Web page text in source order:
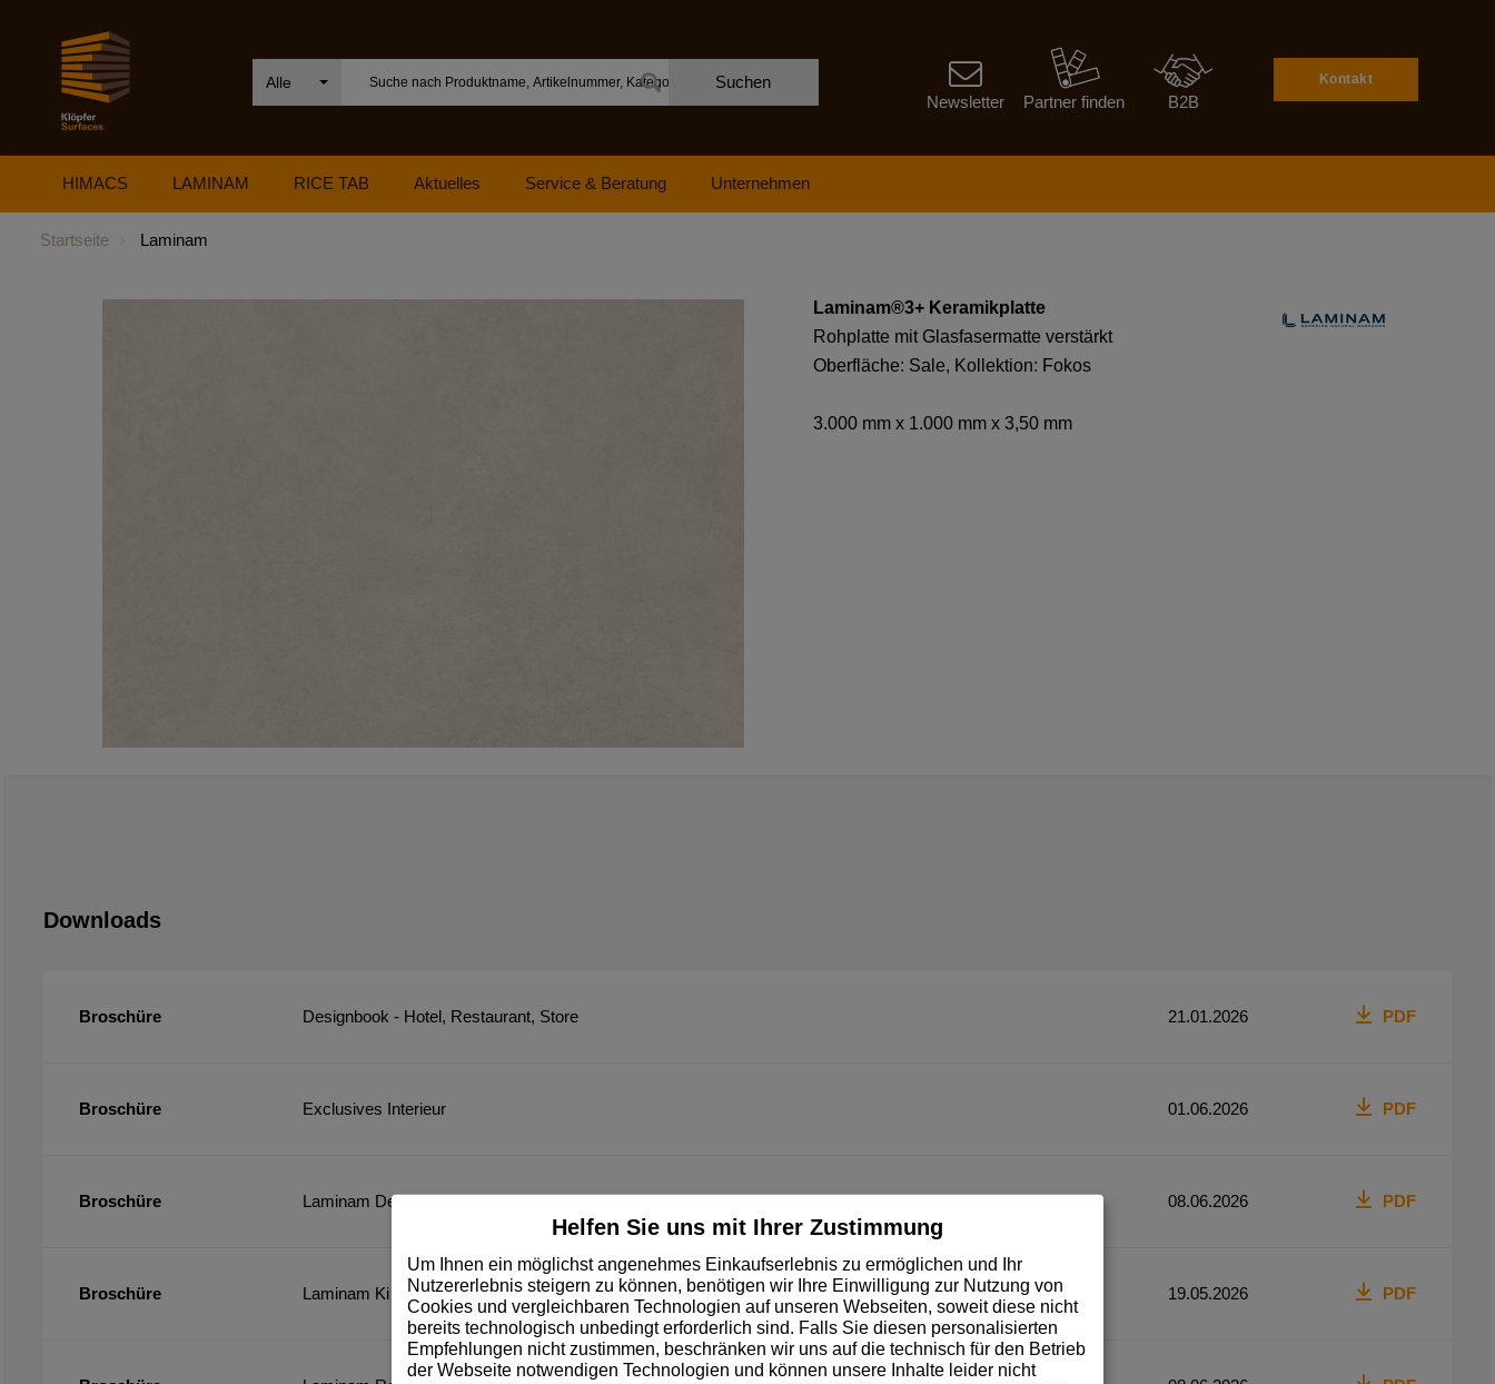
Alle Suchen Kontakt
B2B
Partner finden
Newsletter
Unternehmen
Service & Beratung
Aktuelles
RICE TAB
LAMINAM
HIMACS
Startseite Laminam
Laminam®3+ Keramikplatte
Rohplatte mit Glasfasermatte verstärkt
Oberfläche: Sale, Kollektion: Fokos
3.000 mm x 1.000 mm x 3,50 mm
Downloads
Broschüre Designbook - Hotel, Restaurant, Store 21.01.2026 PDF
Broschüre Exclusives Interieur 01.06.2026 PDF
Broschüre Laminam Design Book 2026 08.06.2026 PDF
Broschüre Laminam Ki No Bi Collection 19.05.2026 PDF
Helfen Sie uns mit Ihrer Zustimmung
Um Ihnen ein möglichst angenehmes Einkaufserlebnis zu ermöglichen und Ihr
Nutzererlebnis steigern zu können, benötigen wir Ihre Einwilligung zur Nutzung von
Cookies und vergleichbaren Technologien auf unseren Webseiten, soweit diese nicht
bereits technologisch unbedingt erforderlich sind. Falls Sie diesen personalisierten
Empfehlungen nicht zustimmen, beschränken wir uns auf die technisch für den Betrieb
der Webseite notwendigen Technologien und können unsere Inhalte leider nicht